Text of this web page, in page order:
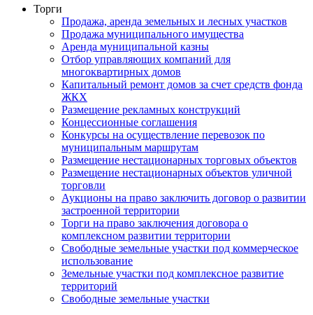
Торги
Продажа, аренда земельных и лесных участков
Продажа муниципального имущества
Аренда муниципальной казны
Отбор управляющих компаний для
многоквартирных домов
Капитальный ремонт домов за счет средств фонда
ЖКХ
Размещение рекламных конструкций
Концессионные соглашения
Конкурсы на осуществление перевозок по
муниципальным маршрутам
Размещение нестационарных торговых объектов
Размещение нестационарных объектов уличной
торговли
Аукционы на право заключить договор о развитии
застроенной территории
Торги на право заключения договора о
комплексном развитии территории
Свободные земельные участки под коммерческое
использование
Земельные участки под комплексное развитие
территорий
Свободные земельные участки